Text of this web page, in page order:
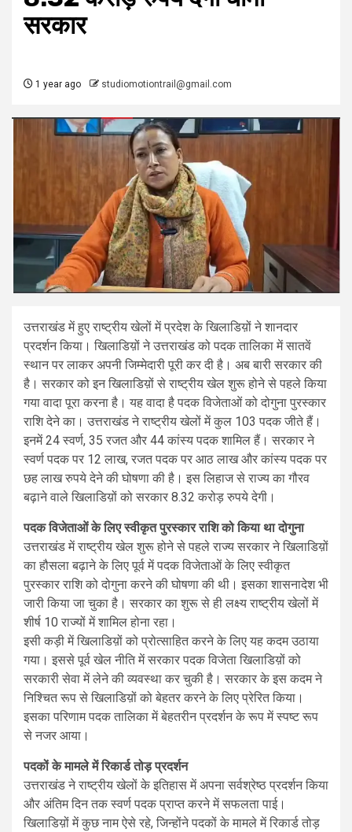
सरकार
1 year ago studiomotiontrail@gmail.com
उत्तराखंड में हुए राष्ट्रीय खेलों में प्रदेश के खिलाडिय़ों ने शानदार
प्रदर्शन किया। खिलाडिय़ों ने उत्तराखंड को पदक तालिका में सातवें
स्थान पर लाकर अपनी जिम्मेदारी पूरी कर दी है। अब बारी सरकार की
है। सरकार को इन खिलाडिय़ों से राष्ट्रीय खेल शुरू होने से पहले किया
गया वादा पूरा करना है। यह वादा है पदक विजेताओं को दोगुना पुरस्कार
राशि देने का। उत्तराखंड ने राष्ट्रीय खेलों में कुल 103 पदक जीते हैं।
इनमें 24 स्वर्ण, 35 रजत और 44 कांस्य पदक शामिल हैं। सरकार ने
स्वर्ण पदक पर 12 लाख, रजत पदक पर आठ लाख और कांस्य पदक पर
छह लाख रुपये देने की घोषणा की है। इस लिहाज से राज्य का गौरव
बढ़ाने वाले खिलाडिय़ों को सरकार 8.32 करोड़ रुपये देगी।
पदक विजेताओं के लिए स्वीकृत पुरस्कार राशि को किया था दोगुना
उत्तराखंड में राष्ट्रीय खेल शुरू होने से पहले राज्य सरकार ने खिलाडिय़ों
का हौसला बढ़ाने के लिए पूर्व में पदक विजेताओं के लिए स्वीकृत
पुरस्कार राशि को दोगुना करने की घोषणा की थी। इसका शासनादेश भी
जारी किया जा चुका है। सरकार का शुरू से ही लक्ष्य राष्ट्रीय खेलों में
शीर्ष 10 राज्यों में शामिल होना रहा।
इसी कड़ी में खिलाडिय़ों को प्रोत्साहित करने के लिए यह कदम उठाया
गया। इससे पूर्व खेल नीति में सरकार पदक विजेता खिलाडिय़ों को
सरकारी सेवा में लेने की व्यवस्था कर चुकी है। सरकार के इस कदम ने
निश्चित रूप से खिलाडिय़ों को बेहतर करने के लिए प्रेरित किया।
इसका परिणाम पदक तालिका में बेहतरीन प्रदर्शन के रूप में स्पष्ट रूप
से नजर आया।
पदकों के मामले में रिकार्ड तोड़ प्रदर्शन
उत्तराखंड ने राष्ट्रीय खेलों के इतिहास में अपना सर्वश्रेष्ठ प्रदर्शन किया
और अंतिम दिन तक स्वर्ण पदक प्राप्त करने में सफलता पाई।
खिलाडिय़ों में कुछ नाम ऐसे रहे, जिन्होंने पदकों के मामले में रिकार्ड तोड़